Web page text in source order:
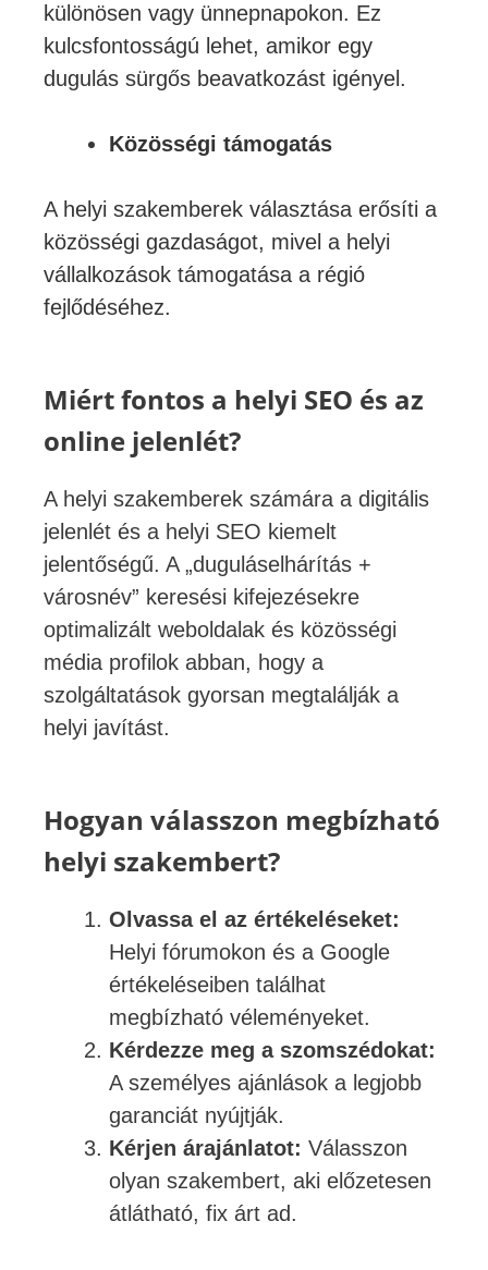
különösen vagy ünnepnapokon. Ez
kulcsfontosságú lehet, amikor egy
dugulás sürgős beavatkozást igényel.
Közösségi támogatás
A helyi szakemberek választása erősíti a
közösségi gazdaságot, mivel a helyi
vállalkozások támogatása a régió
fejlődéséhez.
Miért fontos a helyi SEO és az
online jelenlét?
A helyi szakemberek számára a digitális
jelenlét és a helyi SEO kiemelt
jelentőségű. A „duguláselhárítás +
városnév” keresési kifejezésekre
optimalizált weboldalak és közösségi
média profilok abban, hogy a
szolgáltatások gyorsan megtalálják a
helyi javítást.
Hogyan válasszon megbízható
helyi szakembert?
Olvassa el az értékeléseket:
Helyi fórumokon és a Google
értékeléseiben találhat
megbízható véleményeket.
Kérdezze meg a szomszédokat:
A személyes ajánlások a legjobb
garanciát nyújtják.
Kérjen árajánlatot: Válasszon
olyan szakembert, aki előzetesen
átlátható, fix árt ad.